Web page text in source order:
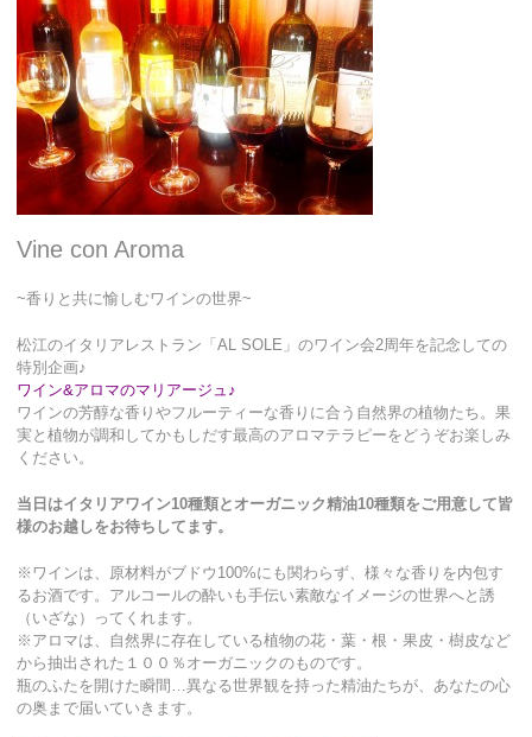
Vine con Aroma
~香りと共に愉しむワインの世界~
松江のイタリアレストラン「AL SOLE」のワイン会2周年を記念しての
特別企画♪
ワイン&アロマのマリアージュ♪
ワインの芳醇な香りやフルーティーな香りに合う自然界の植物たち。果
実と植物が調和してかもしだす最高のアロマテラピーをどうぞお楽しみ
ください。
当日はイタリアワイン10種類とオーガニック精油10種類をご用意して皆
様のお越しをお待ちしてます。
※ワインは、原材料がブドウ100%にも関わらず、様々な香りを内包す
るお酒です。アルコールの酔いも手伝い素敵なイメージの世界へと誘
（いざな）ってくれます。
※アロマは、自然界に存在している植物の花・葉・根・果皮・樹皮など
から抽出された１００％オーガニックのものです。
瓶のふたを開けた瞬間…異なる世界観を持った精油たちが、あなたの心
の奥まで届いていきます。